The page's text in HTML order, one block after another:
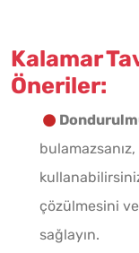
Kalamar
Öneriler:
çözülmesini
sağlayın.